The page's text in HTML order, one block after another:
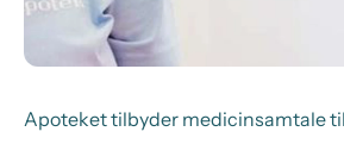
Apoteket tilbyder medicinsamtale